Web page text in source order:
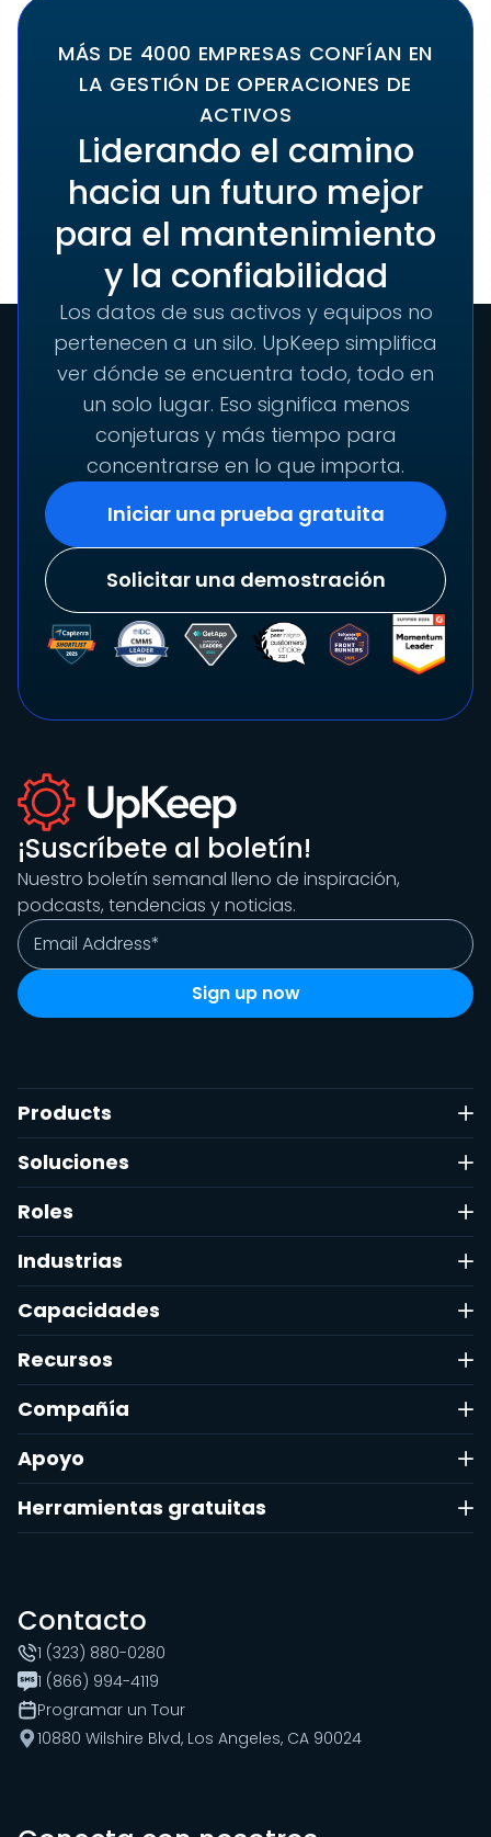
MÁS DE 4000 EMPRESAS CONFÍAN EN
LA GESTIÓN DE OPERACIONES DE
ACTIVOS
Liderando el camino
hacia un futuro mejor
para el mantenimiento
y la confiabilidad
Los datos de sus activos y equipos no
pertenecen a un silo. UpKeep simplifica
ver dónde se encuentra todo, todo en
un solo lugar. Eso significa menos
conjeturas y más tiempo para
concentrarse en lo que importa.
Iniciar una prueba gratuita
Solicitar una demostración
¡Suscríbete al boletín!
Nuestro boletín semanal lleno de inspiración,
podcasts, tendencias y noticias.
Products
Soluciones
Roles
Industrias
Capacidades
Recursos
Compañía
Apoyo
Herramientas gratuitas
Contacto
1 (323) 880-0280
1 (866) 994-4119
Programar un Tour
10880 Wilshire Blvd, Los Angeles, CA 90024